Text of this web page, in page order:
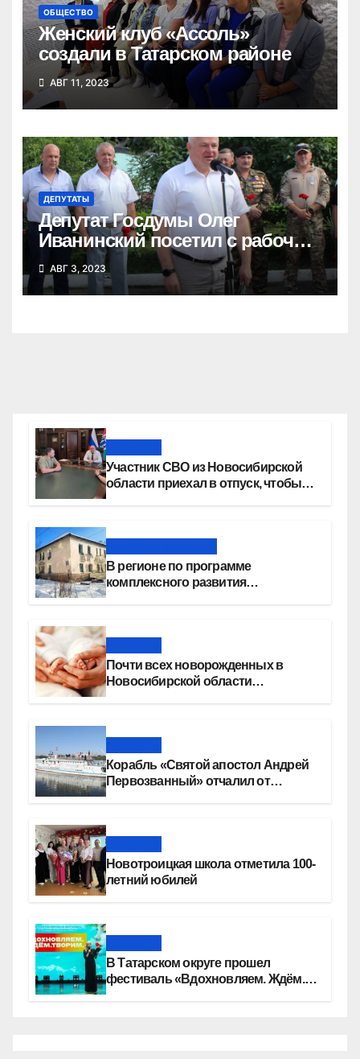
ОБЩЕСТВО
Женский клуб «Ассоль»
создали в Татарском районе
АВГ 11, 2023
ДЕПУТАТЫ
Депутат Госдумы Олег
Иванинский посетил с рабочим
визитом Татарский район
АВГ 3, 2023
Участник СВО из Новосибирской
области приехал в отпуск, чтобы
В регионе по программе
комплексного развития
Почти всех новорожденных в
Новосибирской области
Корабль «Святой апостол Андрей
Первозванный» отчалил от
Новотроицкая школа отметила 100-
летний юбилей
В Татарском округе прошел
фестиваль «Вдохновляем. Ждём.